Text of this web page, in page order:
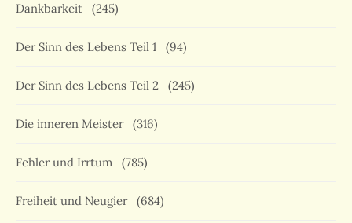
Dankbarkeit (245)
Der Sinn des Lebens Teil 1 (94)
Der Sinn des Lebens Teil 2 (245)
Die inneren Meister (316)
Fehler und Irrtum (785)
Freiheit und Neugier (684)